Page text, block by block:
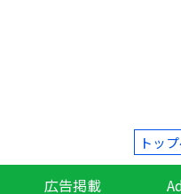
トッ
広告掲載